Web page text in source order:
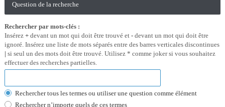
Question de la recherche
Rechercher par mots-clés :
Insérez + devant un mot qui doit être trouvé et - devant un mot qui doit être
ignoré. Insérez une liste de mots séparés entre des barres verticales discontinues
| si seul un des mots doit être trouvé. Utilisez * comme joker si vous souhaitez
effectuer des recherches partielles.
Rechercher tous les termes ou utiliser une question comme élément
Rechercher n’importe quels de ces termes